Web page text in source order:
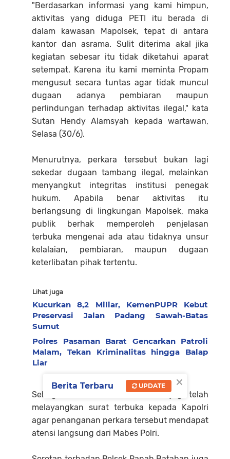
"Berdasarkan informasi yang kami himpun,
aktivitas yang diduga PETI itu berada di
dalam kawasan Mapolsek, tepat di antara
kantor dan asrama. Sulit diterima akal jika
kegiatan sebesar itu tidak diketahui aparat
setempat. Karena itu kami meminta Propam
mengusut secara tuntas agar tidak muncul
dugaan adanya pembiaran maupun
perlindungan terhadap aktivitas ilegal," kata
Sutan Hendy Alamsyah kepada wartawan,
Selasa (30/6).
Menurutnya, perkara tersebut bukan lagi
sekedar dugaan tambang ilegal, melainkan
menyangkut integritas institusi penegak
hukum. Apabila benar aktivitas itu
berlangsung di lingkungan Mapolsek, maka
publik berhak memperoleh penjelasan
terbuka mengenai ada atau tidaknya unsur
kelalaian, pembiaran, maupun dugaan
keterlibatan pihak tertentu.
Lihat juga
Kucurkan 8,2 Miliar, KemenPUPR Kebut
Preservasi Jalan Padang Sawah-Batas
Sumut
Polres Pasaman Barat Gencarkan Patroli
Malam, Tekan Kriminalitas hingga Balap
Liar
Sebagai bentuk keseriusan, LMR-RI juga telah
melayangkan surat terbuka kepada Kapolri
agar penanganan perkara tersebut mendapat
atensi langsung dari Mabes Polri.
×
Berita Terbaru UPDATE